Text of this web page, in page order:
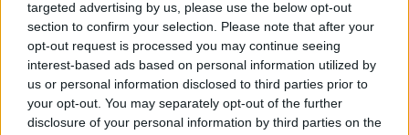
targeted advertising by us, please use the below opt-out
section to confirm your selection. Please note that after your
opt-out request is processed you may continue seeing
interest-based ads based on personal information utilized by
us or personal information disclosed to third parties prior to
your opt-out. You may separately opt-out of the further
disclosure of your personal information by third parties on the